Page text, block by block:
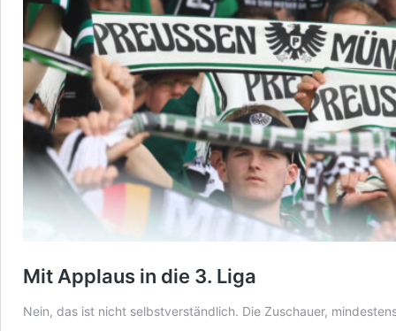
Mit Applaus in die 3. Liga
Nein, das ist nicht selbstverständlich. Die Zuschauer,